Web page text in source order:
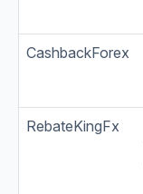
CashbackForex
RebateKingFx